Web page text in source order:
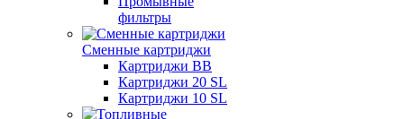
фильтры
Сменные картриджи
Картриджи BB
Картриджи 20 SL
Картриджи 10 SL